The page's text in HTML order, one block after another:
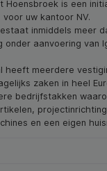
Hoensbroek is een
voor uw kantoor NV.
inmiddels meer
onder aanvoering van
heeft meerdere
zaken in heel
bedrijfstakken
en een eigen